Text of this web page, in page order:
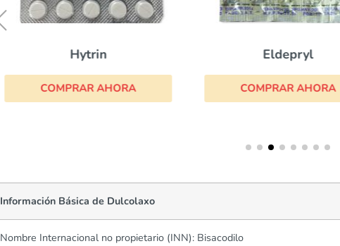
Hytrin
COMPRAR AHORA
Eldepryl
COMPRAR AHORA
Información Básica de Dulcolaxo
Nombre Internacional no propietario (INN): Bisacodilo